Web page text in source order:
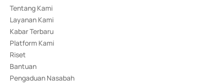
Tentang Kami
Layanan Kami
Kabar Terbaru
Platform Kami
Riset
Bantuan
Pengaduan Nasabah